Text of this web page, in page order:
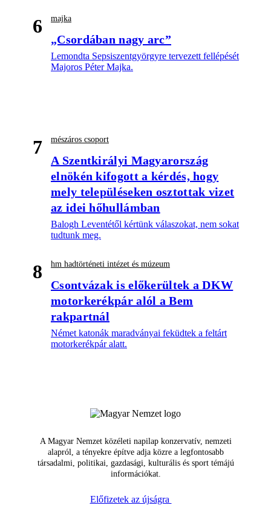
6 majka
„Csordában nagy arc”
Lemondta Sepsiszentgyörgyre tervezett fellépését
Majoros Péter Majka.
7 mészáros csoport
A Szentkirályi Magyarország
elnökén kifogott a kérdés, hogy
mely településeken osztottak vizet
az idei hőhullámban
Balogh Leventétől kértünk válaszokat, nem sokat
tudtunk meg.
8 hm hadtörténeti intézet és múzeum
Csontvázak is előkerültek a DKW
motorkerékpár alól a Bem
rakpartnál
Német katonák maradványai feküdtek a feltárt
motorkerékpár alatt.
A Magyar Nemzet közéleti napilap konzervatív, nemzeti
alapról, a tényekre építve adja közre a legfontosabb
társadalmi, politikai, gazdasági, kulturális és sport témájú
információkat.
Előfizetek az újságra